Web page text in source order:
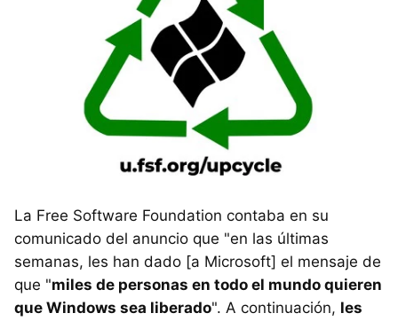
La Free Software Foundation contaba en su
comunicado del anuncio que "en las últimas
semanas, les han dado [a Microsoft] el mensaje de
que "miles de personas en todo el mundo quieren
que Windows sea liberado". A continuación, les